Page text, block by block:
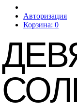
Авторизация
Корзина: 0